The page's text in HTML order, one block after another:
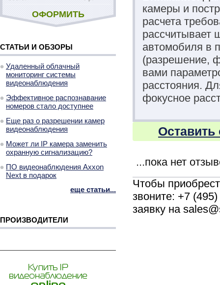
камеры и
расчета
рассчитывает
автомобиля в
(разрешение,
вами
расстояния.
фокусное
Оставить
...пока нет
Чтобы
звоните: +7
заявку на
ОФОРМИТЬ
СТАТЬИ И ОБЗОРЫ
Удаленный облачный
мониторинг системы
видеонаблюдения
Эффективное распознавание
номеров стало доступнее
Еще раз о разрешении камер
видеонаблюдения
Может ли IP камера заменить
охранную сигнализацию?
ПО видеонаблюдения Axxon
Next в подарок
еще статьи...
ПРОИЗВОДИТЕЛИ